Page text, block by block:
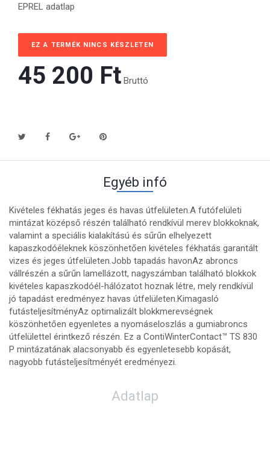
EPREL adatlap
EZ A TERMÉK NINCS KÉSZLETEN
45 200 Ft‎ Bruttó
Egyéb infó
Kivételes fékhatás jeges és havas útfelületen.A futófelületi
mintázat középső részén található rendkívül merev blokkoknak,
valamint a speciális kialakítású és sűrűn elhelyezett
kapaszkodóéleknek köszönhetően kivételes fékhatás garantált
vizes és jeges útfelületen.Jobb tapadás havonAz abroncs
vállrészén a sűrűn lamellázott, nagyszámban található blokkok
kivételes kapaszkodóél-hálózatot hoznak létre, mely rendkívül
jó tapadást eredményez havas útfelületen.Kimagasló
futásteljesítményAz optimalizált blokkmerevségnek
köszönhetően egyenletes a nyomáseloszlás a gumiabroncs
útfelülettel érintkező részén. Ez a ContiWinterContact™ TS 830
P mintázatának alacsonyabb és egyenletesebb kopását,
nagyobb futásteljesítményét eredményezi.
Adatlap